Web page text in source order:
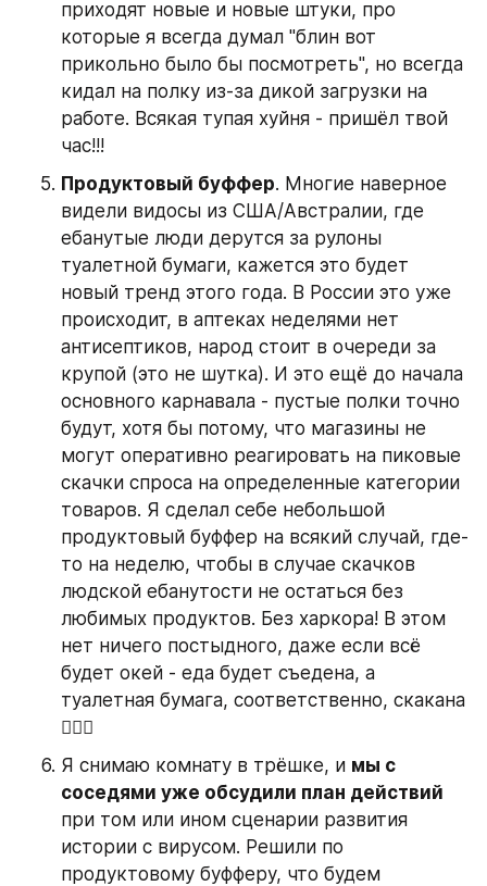
приходят новые и новые штуки, про
которые я всегда думал "блин вот
прикольно было бы посмотреть", но всегда
кидал на полку из-за дикой загрузки на
работе. Всякая тупая хуйня - пришёл твой
час!!!
Продуктовый буффер. Многие наверное
видели видосы из США/Австралии, где
ебанутые люди дерутся за рулоны
туалетной бумаги, кажется это будет
новый тренд этого года. В России это уже
происходит, в аптеках неделями нет
антисептиков, народ стоит в очереди за
крупой (это не шутка). И это ещё до начала
основного карнавала - пустые полки точно
будут, хотя бы потому, что магазины не
могут оперативно реагировать на пиковые
скачки спроса на определенные категории
товаров. Я сделал себе небольшой
продуктовый буффер на всякий случай, где-
то на неделю, чтобы в случае скачков
людской ебанутости не остаться без
любимых продуктов. Без харкора! В этом
нет ничего постыдного, даже если всё
будет окей - еда будет съедена, а
туалетная бумага, соответственно, скакана
🤷🏻‍♂️
Я снимаю комнату в трёшке, и мы с
соседями уже обсудили план действий
при том или ином сценарии развития
истории с вирусом. Решили по
продуктовому буфферу, что будем